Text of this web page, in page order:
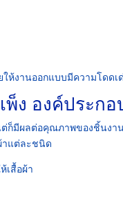
ห้งานออกแบบมีความโดด
พ็ง องค์ประก
ก็มีผลต่อคุณภาพของชิ้นงา
าแต่ละชนิด
เสื้อผ้า